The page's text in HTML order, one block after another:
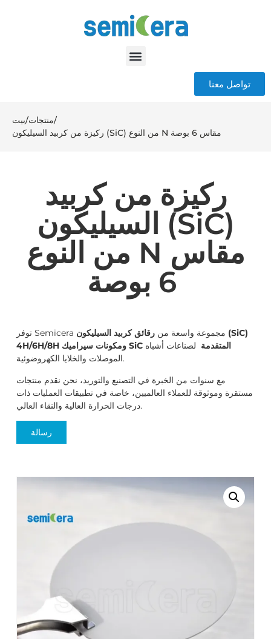
تواصل معنا
بيت/منتجات/
ركيزة من كربيد
السيليكون (SiC)
من النوع N مقاس
6 بوصة
توفر Semicera مجموعة واسعة منرقائق كربيد السيليكون (SiC)
4H/6H/8H ومكونات سيراميك SiC المتقدمة لصناعات أشباه
الموصلات والخلايا الكهروضوئية.
مع سنوات من الخبرة في التصنيع والتوريد، نحن نقدم منتجات
مستقرة وموثوقة للعملاء العالميين، خاصة في تطبيقات العمليات ذات
درجات الحرارة العالية والنقاء العالي.
رسالة